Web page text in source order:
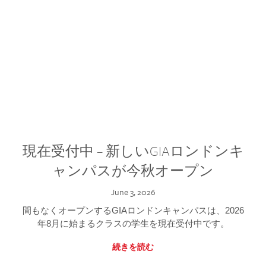
現在受付中 – 新しいGIAロンドンキ
ャンパスが今秋オープン
June 3, 2026
間もなくオープンするGIAロンドンキャンパスは、2026
年8月に始まるクラスの学生を現在受付中です。
続きを読む